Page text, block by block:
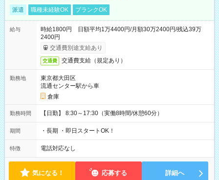
派遣 職種未経験OK ブランクOK
給与
時給1800円 日額平均1万4400円/月額30万2400円/残込39万
2400円
交通費別途支給あり
交通費 交通費支給（規定あり）
勤務地
東京都大田区
流通センター駅から車
倉庫
勤務時間 【日勤】 8:30～17:30（実働8時間/休憩60分）
期間 ・長期 ・即日スタートOK！
特徴 電話対応なし
気になる！ 応募する 詳細へ